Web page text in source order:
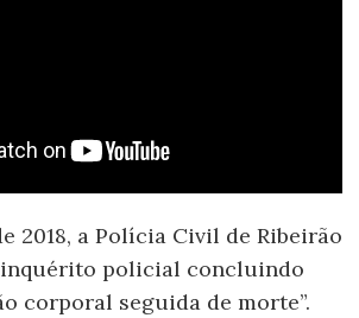
2018, a Polícia Civil de Ribeirão
policial concluindo
corporal seguida de morte”.